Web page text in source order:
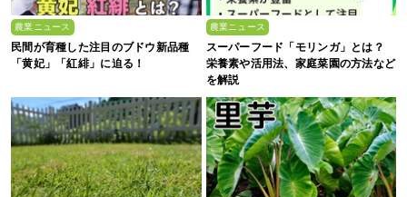
農業ニュース
民間が育種した注目のブドウ新品種
「黄妃」「紅緋」に迫る！
農業ニュース
スーパーフード「モリンガ」とは？
栄養素や活用法、家庭菜園の方法など
を解説